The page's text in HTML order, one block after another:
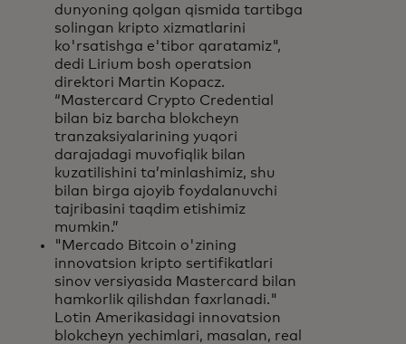
dunyoning qolgan qismida tartibga
solingan kripto xizmatlarini
ko'rsatishga e'tibor qaratamiz",
dedi Lirium bosh operatsion
direktori Martin Kopacz.
“Mastercard Crypto Credential
bilan biz barcha blokcheyn
tranzaksiyalarining yuqori
darajadagi muvofiqlik bilan
kuzatilishini ta’minlashimiz, shu
bilan birga ajoyib foydalanuvchi
tajribasini taqdim etishimiz
mumkin.”
"Mercado Bitcoin o'zining
innovatsion kripto sertifikatlari
sinov versiyasida Mastercard bilan
hamkorlik qilishdan faxrlanadi."
Lotin Amerikasidagi innovatsion
blokcheyn yechimlari, masalan, real